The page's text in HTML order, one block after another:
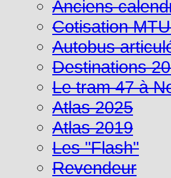
Anciens
Cotisation
Autobus
Destinations
Le tram 47 à
Atlas 2025
Atlas 2019
Les "Flash"
Revendeur